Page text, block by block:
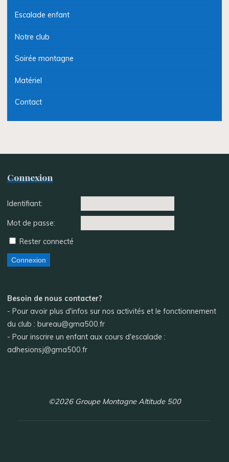
Escalade enfant
Notre club
Soirée montagne
Matériel
Contact
Connexion
Identifiant:
Mot de passe:
Rester connecté
Connexion
Besoin de nous contacter?
- Pour avoir plus d'infos sur nos activités et le fonctionnement
du club : bureau@gma500.fr
- Pour inscrire un enfant aux cours d'escalade :
adhesionsj@gma500.fr
©2026 Groupe Montagne Altitude 500